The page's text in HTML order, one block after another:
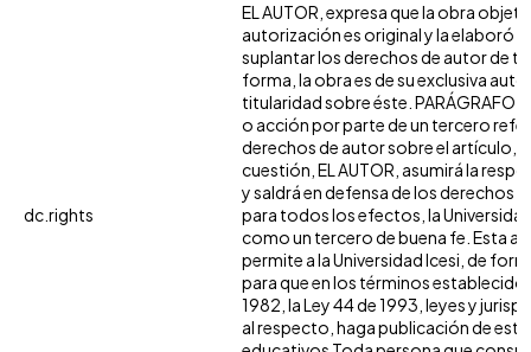
dc.rights
EL AUTOR, expresa que la obra
autorización es original y la elaboró
suplantar los derechos de autor de
forma, la obra es de su exclusiva
titularidad sobre éste. PARÁGRAFO:
o acción por parte de un tercero
derechos de autor sobre el artículo,
cuestión, EL AUTOR, asumirá la
y saldrá en defensa de los derechos
para todos los efectos, la
como un tercero de buena fe. Esta
permite a la Universidad Icesi, de
para que en los términos
1982, la Ley 44 de 1993, leyes y
al respecto, haga publicación de